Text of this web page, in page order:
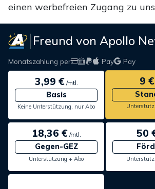
einen werbefreien Zugang zu
Freund von Apollo
Monatszahlung per Pay Pay
3,99 €/mtl.
Basis
Keine Unterstützung, nur Abo
9 €
18,36 €/mtl.
Gegen-GEZ
Unterstützung + Abo
50